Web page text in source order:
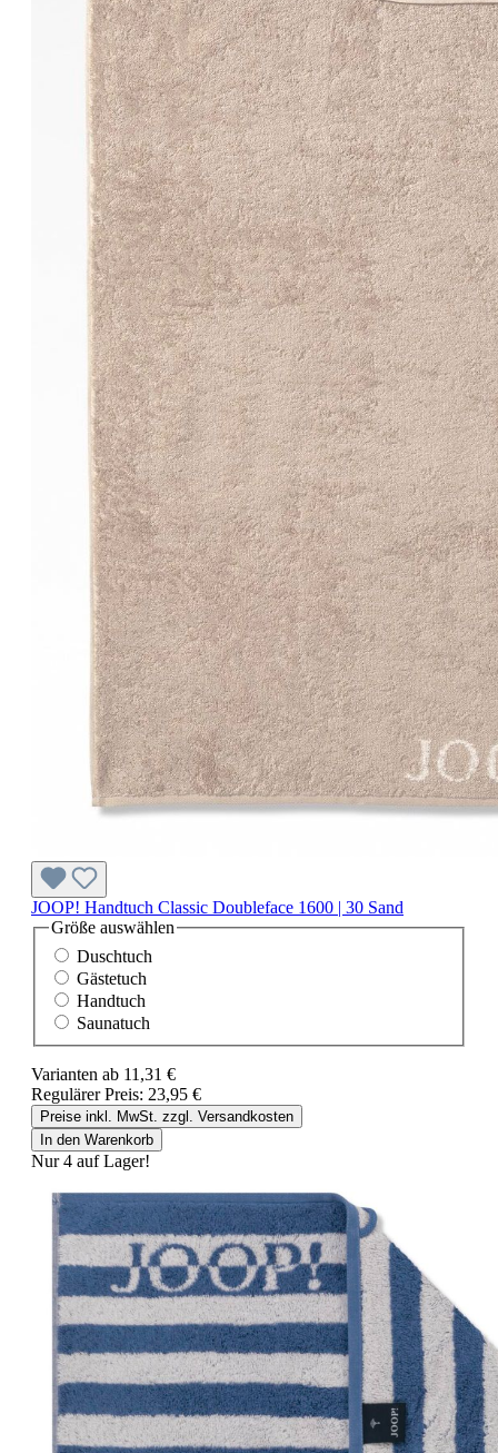
JOOP! Handtuch Classic Doubleface 1600 | 30 Sand
Größe auswählen
Duschtuch
Gästetuch
Handtuch
Saunatuch
Varianten ab 11,31 €
Regulärer Preis: 23,95 €
Preise inkl. MwSt. zzgl. Versandkosten
In den Warenkorb
Nur 4 auf Lager!